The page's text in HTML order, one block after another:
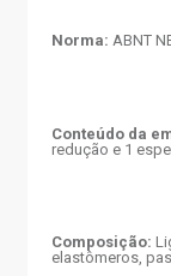
Norma: ABNT
Conteúdo da
redução e 1
Composição:
elastômeros,